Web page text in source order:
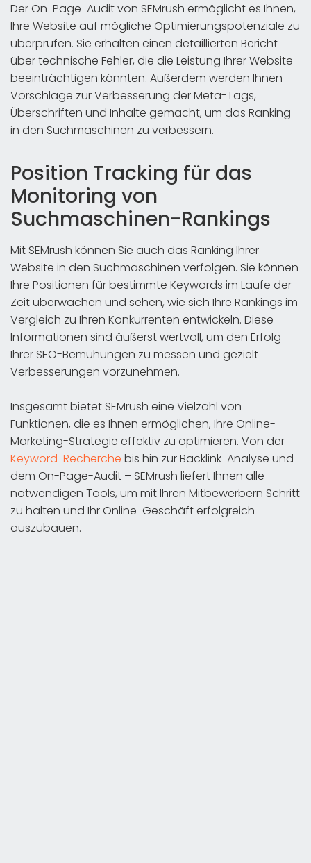
Der On-Page-Audit von SEMrush ermöglicht es Ihnen,
Ihre Website auf mögliche Optimierungspotenziale zu
überprüfen. Sie erhalten einen detaillierten Bericht
über technische Fehler, die die Leistung Ihrer Website
beeinträchtigen könnten. Außerdem werden Ihnen
Vorschläge zur Verbesserung der Meta-Tags,
Überschriften und Inhalte gemacht, um das Ranking
in den Suchmaschinen zu verbessern.
Position Tracking für das
Monitoring von
Suchmaschinen-Rankings
Mit SEMrush können Sie auch das Ranking Ihrer
Website in den Suchmaschinen verfolgen. Sie können
Ihre Positionen für bestimmte Keywords im Laufe der
Zeit überwachen und sehen, wie sich Ihre Rankings im
Vergleich zu Ihren Konkurrenten entwickeln. Diese
Informationen sind äußerst wertvoll, um den Erfolg
Ihrer SEO-Bemühungen zu messen und gezielt
Verbesserungen vorzunehmen.
Insgesamt bietet SEMrush eine Vielzahl von
Funktionen, die es Ihnen ermöglichen, Ihre Online-
Marketing-Strategie effektiv zu optimieren. Von der
Keyword-Recherche bis hin zur Backlink-Analyse und
dem On-Page-Audit – SEMrush liefert Ihnen alle
notwendigen Tools, um mit Ihren Mitbewerbern Schritt
zu halten und Ihr Online-Geschäft erfolgreich
auszubauen.